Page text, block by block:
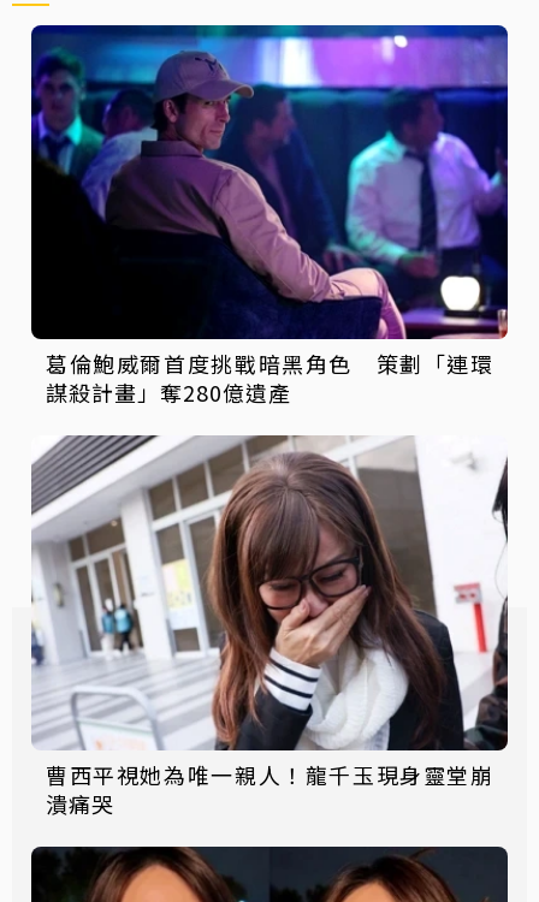
葛倫鮑威爾首度挑戰暗黑角色 策劃「連環
謀殺計畫」奪280億遺產
曹西平視她為唯一親人！龍千玉現身靈堂崩
潰痛哭